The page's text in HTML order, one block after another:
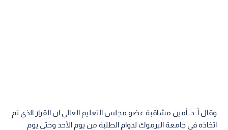
وقال أ. د. أمين مشاقبة عضو مجلس التعليم العالي ان القرار الذي تم
اتخاذه في جامعة اليرموك لدوام الطلبة من يوم الأحد وحتى يوم